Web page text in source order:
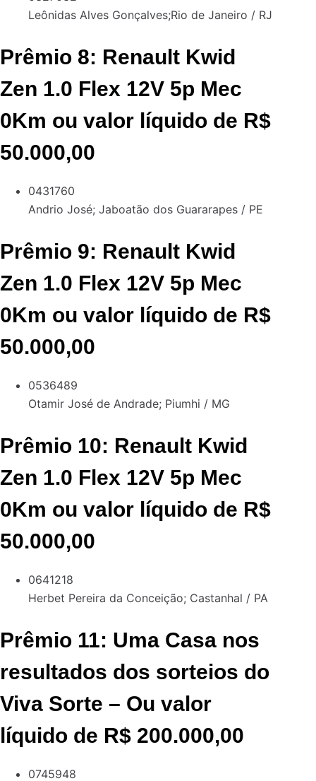
Leônidas Alves Gonçalves;Rio de Janeiro / RJ
Prêmio 8: Renault Kwid
Zen 1.0 Flex 12V 5p Mec
0Km ou valor líquido de R$
50.000,00
0431760
Andrio José; Jaboatão dos Guararapes / PE
Prêmio 9: Renault Kwid
Zen 1.0 Flex 12V 5p Mec
0Km ou valor líquido de R$
50.000,00
0536489
Otamir José de Andrade; Piumhi / MG
Prêmio 10: Renault Kwid
Zen 1.0 Flex 12V 5p Mec
0Km ou valor líquido de R$
50.000,00
0641218
Herbet Pereira da Conceição; Castanhal / PA
Prêmio 11: Uma Casa nos
resultados dos sorteios do
Viva Sorte – Ou valor
líquido de R$ 200.000,00
0745948